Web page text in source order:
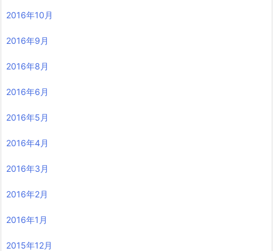
2016年10月
2016年9月
2016年8月
2016年6月
2016年5月
2016年4月
2016年3月
2016年2月
2016年1月
2015年12月